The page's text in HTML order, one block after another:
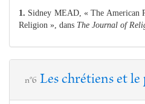
1. Sidney MEAD, « The American
Religion », dans The Journal of
n°6 Les chrétiens et